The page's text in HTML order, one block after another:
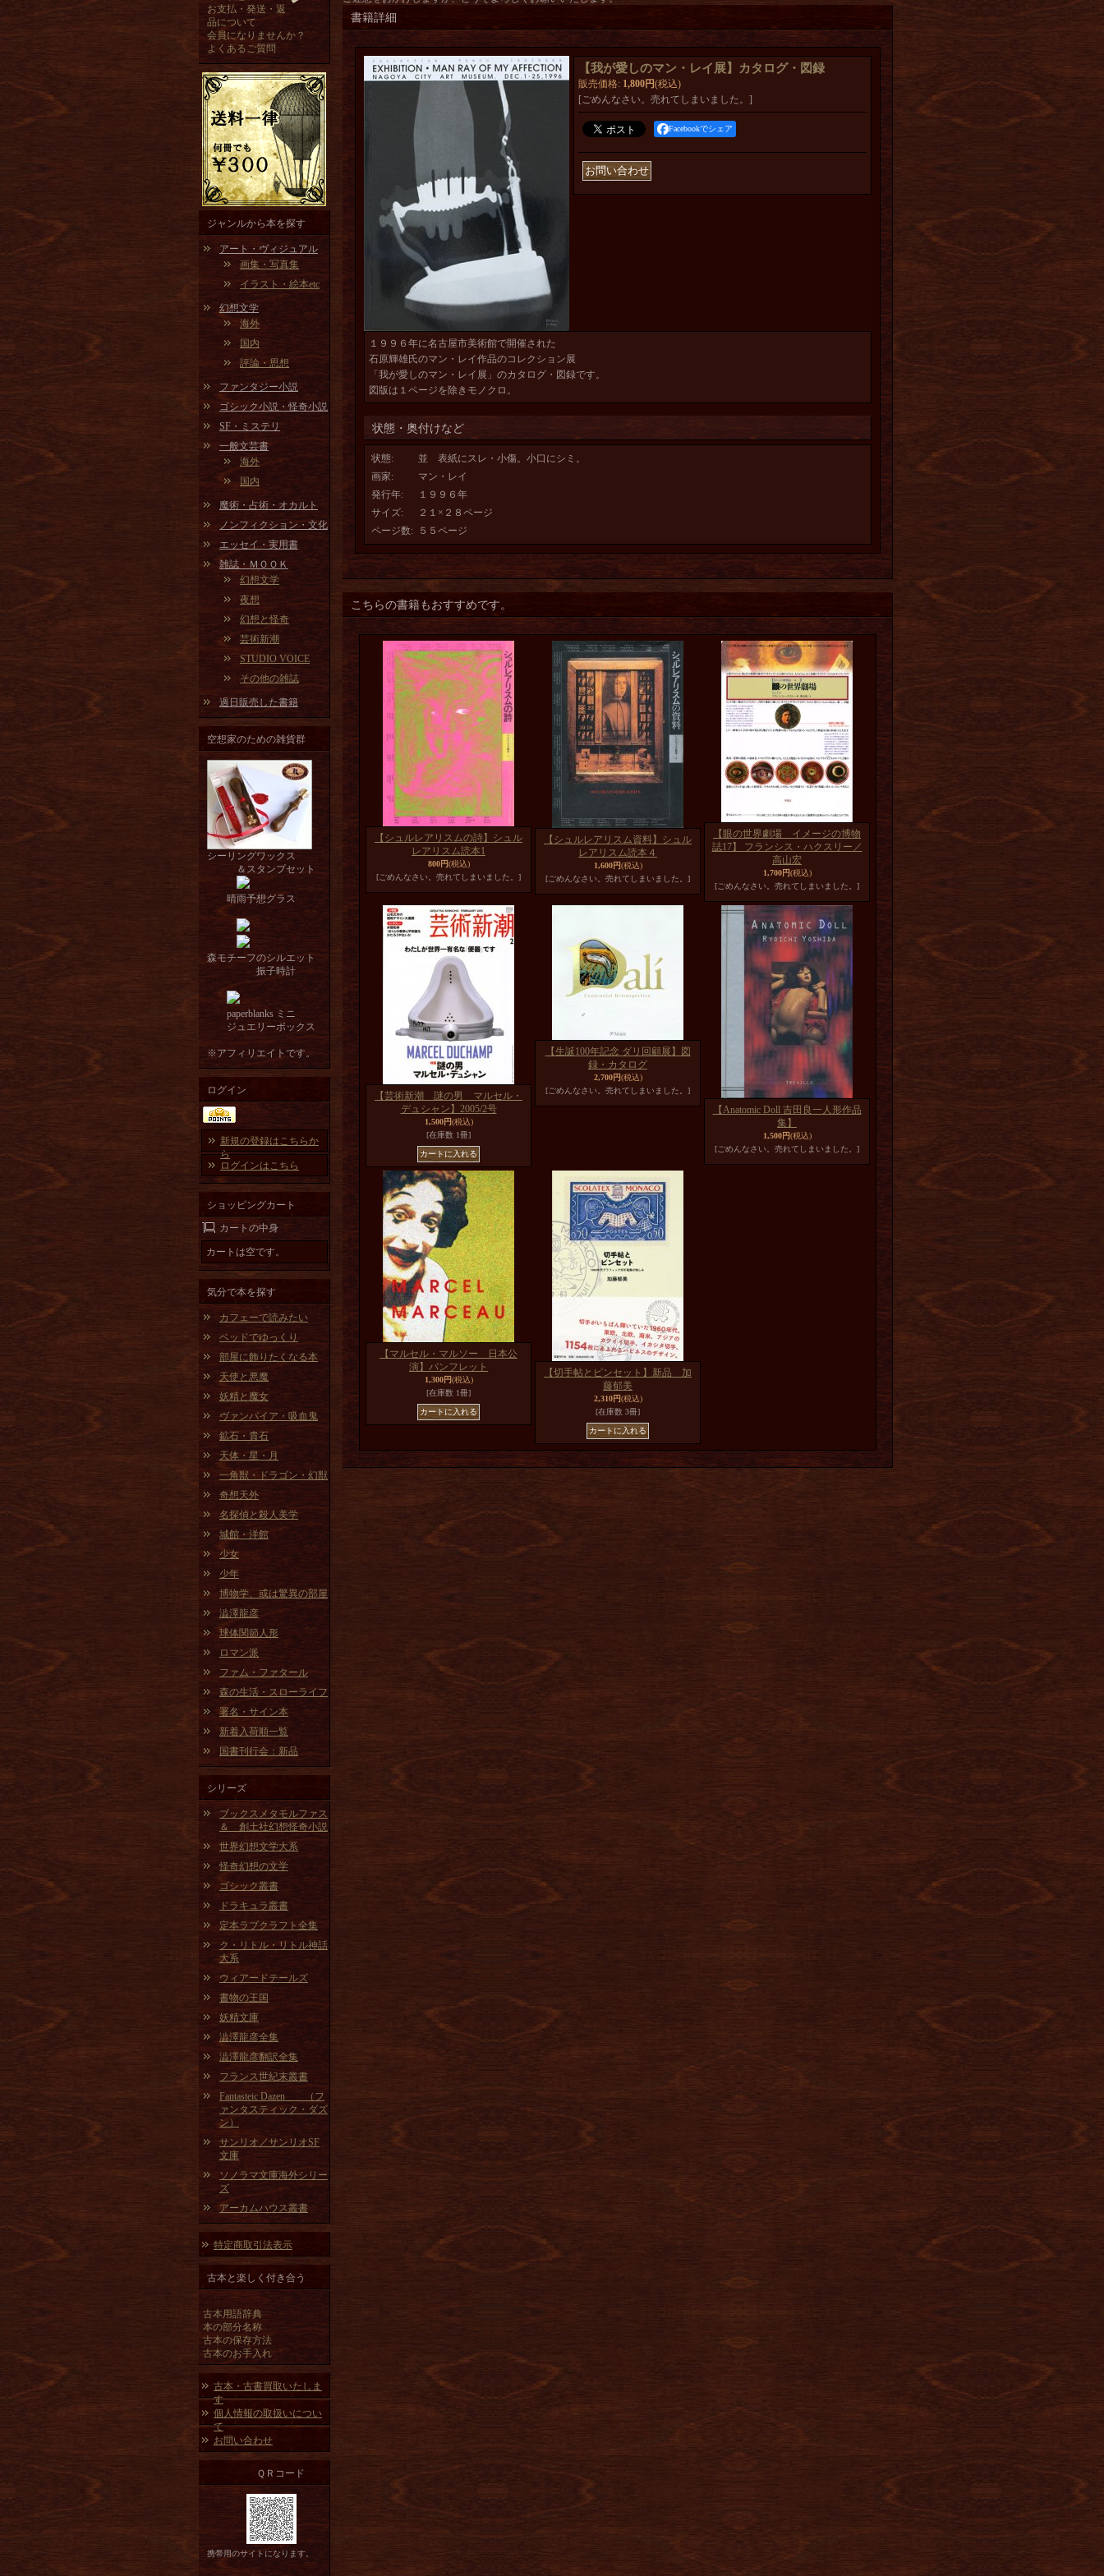
お支払・発送・返
品について
会員になりませんか？
よくあるご質問
ジャンルから本を探す
アート・ヴィジュアル
画集・写真集
イラスト・絵本etc
幻想文学
海外
国内
評論・思想
ファンタジー小説
ゴシック小説・怪奇小説
SF・ミステリ
一般文芸書
海外
国内
魔術・占術・オカルト
ノンフィクション・文化
エッセイ・実用書
雑誌・ＭＯＯＫ
幻想文学
夜想
幻想と怪奇
芸術新潮
STUDIO VOICE
その他の雑誌
過日販売した書籍
空想家のための雑貨群
シーリングワックス
＆スタンプセット
晴雨予想グラス
森モチーフのシルエット
振子時計
paperblanks ミニ
ジュエリーボックス
※アフィリエイトです。
ログイン
新規の登録はこちらか
ら
ログインはこちら
ショッピングカート
カートの中身
カートは空です。
気分で本を探す
カフェーで読みたい
ベッドでゆっくり
部屋に飾りたくなる本
天使と悪魔
妖精と魔女
ヴァンパイア・吸血鬼
鉱石・貴石
天体・星・月
一角獣・ドラゴン・幻獣
奇想天外
名探偵と殺人美学
城館・洋館
少女
少年
博物学、或は驚異の部屋
澁澤龍彦
球体関節人形
ロマン派
ファム・ファタール
森の生活・スローライフ
署名・サイン本
新着入荷順一覧
国書刊行会：新品
シリーズ
ブックスメタモルファス
＆ 創土社幻想怪奇小説
世界幻想文学大系
怪奇幻想の文学
ゴシック叢書
ドラキュラ叢書
定本ラブクラフト全集
ク・リトル・リトル神話
大系
ウィアードテールズ
書物の王国
妖精文庫
澁澤龍彦全集
澁澤龍彦翻訳全集
フランス世紀末叢書
Fantasteic Dazen （フ
ァンタスティック・ダズ
ン）
サンリオ／サンリオSF
文庫
ソノラマ文庫海外シリー
ズ
アーカムハウス叢書
特定商取引法表示
古本と楽しく付き合う
古本用語辞典
本の部分名称
古本の保存方法
古本のお手入れ
古本・古書買取いたしま
す
個人情報の取扱いについ
て
お問い合わせ
ＱＲコード
携帯用のサイトになります。
書籍詳細
【我が愛しのマン・レイ展】カタログ・図録
販売価格: 1,800円(税込)
[ごめんなさい。売れてしまいました。]
Facebookでシェア
１９９６年に名古屋市美術館で開催された
石原輝雄氏のマン・レイ作品のコレクション展
「我が愛しのマン・レイ展」のカタログ・図録です。
図版は１ページを除きモノクロ。
状態・奥付けなど
状態:
並 表紙にスレ・小傷。小口にシミ。
画家:
マン・レイ
発行年:
１９９６年
サイズ:
２１×２８ページ
ページ数: ５５ページ
こちらの書籍もおすすめです。
【シュルレアリスムの詩】シュル
レアリスム読本1
800円(税込)
[ごめんなさい。売れてしまいました。]
【シュルレアリスム資料】シュル
レアリスム読本４
1,600円(税込)
[ごめんなさい。売れてしまいました。]
【眼の世界劇場 イメージの博物
誌17】 フランシス・ハクスリー／
高山宏
1,700円(税込)
[ごめんなさい。売れてしまいました。]
【芸術新潮 謎の男 マルセル・
デュシャン】2005/2号
1,500円(税込)
[在庫数 1冊]
【生誕100年記念 ダリ回顧展】図
録・カタログ
2,700円(税込)
[ごめんなさい。売れてしまいました。]
【Anatomic Doll 吉田良一人形作品
集】
1,500円(税込)
[ごめんなさい。売れてしまいました。]
【マルセル・マルソー 日本公
演】パンフレット
1,300円(税込)
[在庫数 1冊]
【切手帖とピンセット】新品 加
藤郁美
2,310円(税込)
[在庫数 3冊]